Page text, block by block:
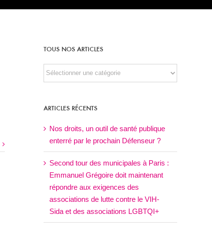
TOUS NOS ARTICLES
TOUS
NOS
ARTICLES RÉCENTS
Nos droits, un outil de santé publique
enterré par le prochain Défenseur ?
Second tour des municipales à Paris :
Emmanuel Grégoire doit maintenant
répondre aux exigences des
associations de lutte contre le VIH-
Sida et des associations LGBTQI+